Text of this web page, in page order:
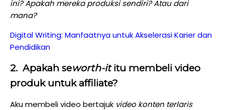
ini? Apakah mereka produksi sendiri? Atau dari
mana?
Digital Writing: Manfaatnya untuk Akselerasi Karier dan
Pendidikan
2. Apakah seworth-ititu membeli video
produk untuk affiliate?
Aku membeli video bertajuk video konten terlaris